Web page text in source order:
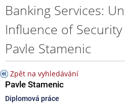
Banking Services:
Influence of
Pavle Stamenic
Zpět na vyhledávání
Pavle Stamenic
Diplomová práce